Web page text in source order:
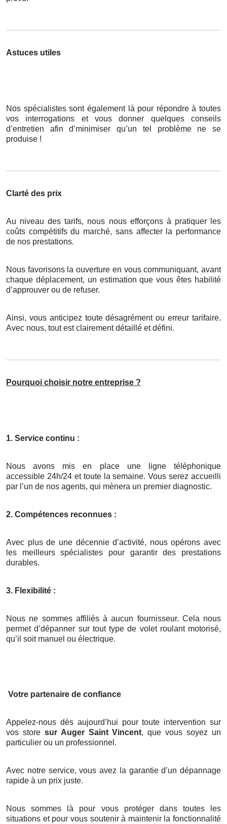
Astuces utiles
Nos spécialistes sont également là pour répondre à toutes
vos interrogations et vous donner quelques conseils
d’entretien afin d’minimiser qu’un tel problème ne se
produise !
Clarté des prix
Au niveau des tarifs, nous nous efforçons à pratiquer les
coûts compétitifs du marché, sans affecter la performance
de nos prestations.
Nous favorisons la ouverture en vous communiquant, avant
chaque déplacement, un estimation que vous êtes habilité
d’approuver ou de refuser.
Ainsi, vous anticipez toute désagrément ou erreur tarifaire.
Avec nous, tout est clairement détaillé et défini.
Pourquoi choisir notre entreprise ?
1. Service continu :
Nous avons mis en place une ligne téléphonique
accessible 24h/24 et toute la semaine. Vous serez accueilli
par l’un de nos agents, qui mènera un premier diagnostic.
2. Compétences reconnues :
Avec plus de une décennie d’activité, nous opérons avec
les meilleurs spécialistes pour garantir des prestations
durables.
3. Flexibilité :
Nous ne sommes affiliés à aucun fournisseur. Cela nous
permet d’dépanner sur tout type de volet roulant motorisé,
qu’il soit manuel ou électrique.
Votre partenaire de confiance
Appelez-nous dès aujourd’hui pour toute intervention sur
vos store sur Auger Saint Vincent, que vous soyez un
particulier ou un professionnel.
Avec notre service, vous avez la garantie d’un dépannage
rapide à un prix juste.
Nous sommes là pour vous protéger dans toutes les
situations et pour vous soutenir à maintenir la fonctionnalité